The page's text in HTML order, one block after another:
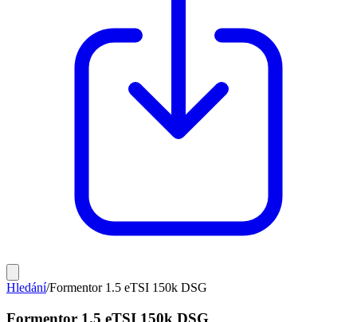
Hledání/Formentor 1.5 eTSI 150k DSG
Formentor 1.5 eTSI 150k DSG